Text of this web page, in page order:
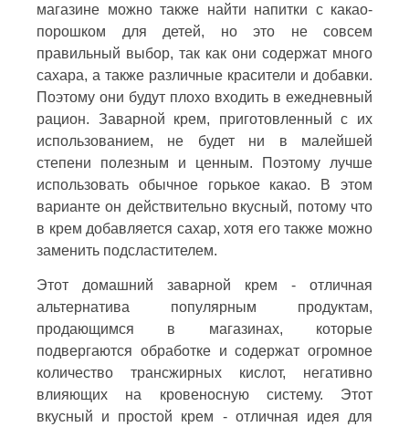
магазине можно также найти напитки с какао-
порошком для детей, но это не совсем
правильный выбор, так как они содержат много
сахара, а также различные красители и добавки.
Поэтому они будут плохо входить в ежедневный
рацион. Заварной крем, приготовленный с их
использованием, не будет ни в малейшей
степени полезным и ценным. Поэтому лучше
использовать обычное горькое какао. В этом
варианте он действительно вкусный, потому что
в крем добавляется сахар, хотя его также можно
заменить подсластителем.
Этот домашний заварной крем - отличная
альтернатива популярным продуктам,
продающимся в магазинах, которые
подвергаются обработке и содержат огромное
количество трансжирных кислот, негативно
влияющих на кровеносную систему. Этот
вкусный и простой крем - отличная идея для